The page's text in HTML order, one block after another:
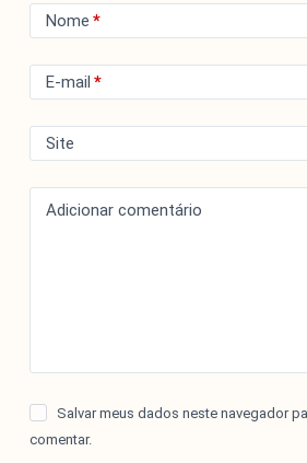
Nome *
E-mail *
Site
Adicionar comentário
Salvar meus dados neste navegador
comentar.